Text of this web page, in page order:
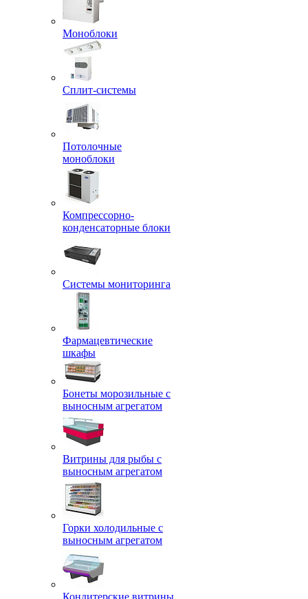
Моноблоки
Сплит-системы
Потолочные
моноблоки
Компрессорно-
конденсаторные блоки
Системы мониторинга
Фармацевтические
шкафы
Бонеты морозильные с
выносным агрегатом
Витрины для рыбы с
выносным агрегатом
Горки холодильные с
выносным агрегатом
Кондитерские витрины